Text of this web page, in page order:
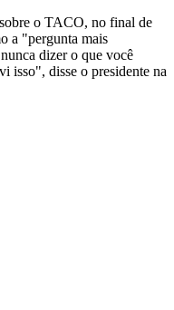
o TACO, no final de
a "pergunta mais
dizer o que você
isso", disse o presidente na